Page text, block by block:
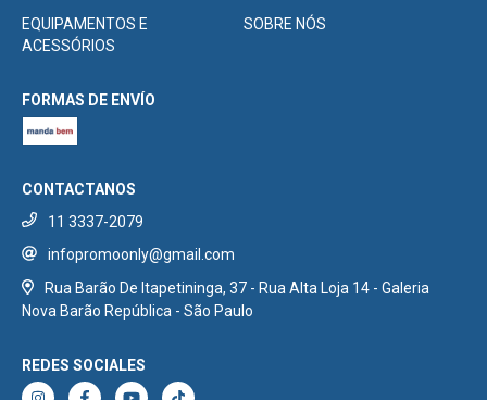
EQUIPAMENTOS E
ACESSÓRIOS
SOBRE NÓS
FORMAS DE ENVÍO
CONTACTANOS
11 3337-2079
infopromoonly@gmail.com
Rua Barão De Itapetininga, 37 - Rua Alta Loja 14 - Galeria
Nova Barão República - São Paulo
REDES SOCIALES